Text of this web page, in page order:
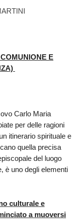
E
Carlo Maria
per delle ragioni
itinerario spirituale e
quella precisa
del luogo
è uno degli elementi
culturale e
a muoversi